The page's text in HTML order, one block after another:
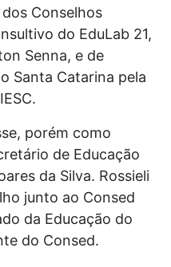
Conselhos
do EduLab 21,
Senna, e de
Santa Catarina pela
porém como
de Educação
da Silva. Rossieli
junto ao Consed
da Educação do
do Consed.